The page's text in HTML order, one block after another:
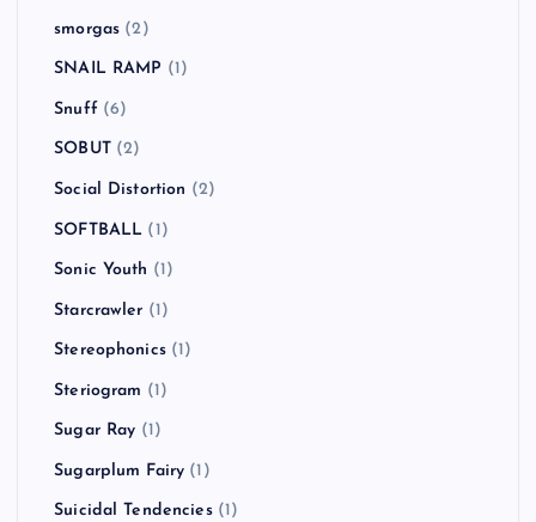
smorgas (2)
SNAIL RAMP (1)
Snuff (6)
SOBUT(2)
Social Distortion (2)
SOFTBALL (1)
Sonic Youth (1)
Starcrawler (1)
Stereophonics(1)
Steriogram (1)
Sugar Ray (1)
Sugarplum Fairy (1)
Suicidal Tendencies(1)